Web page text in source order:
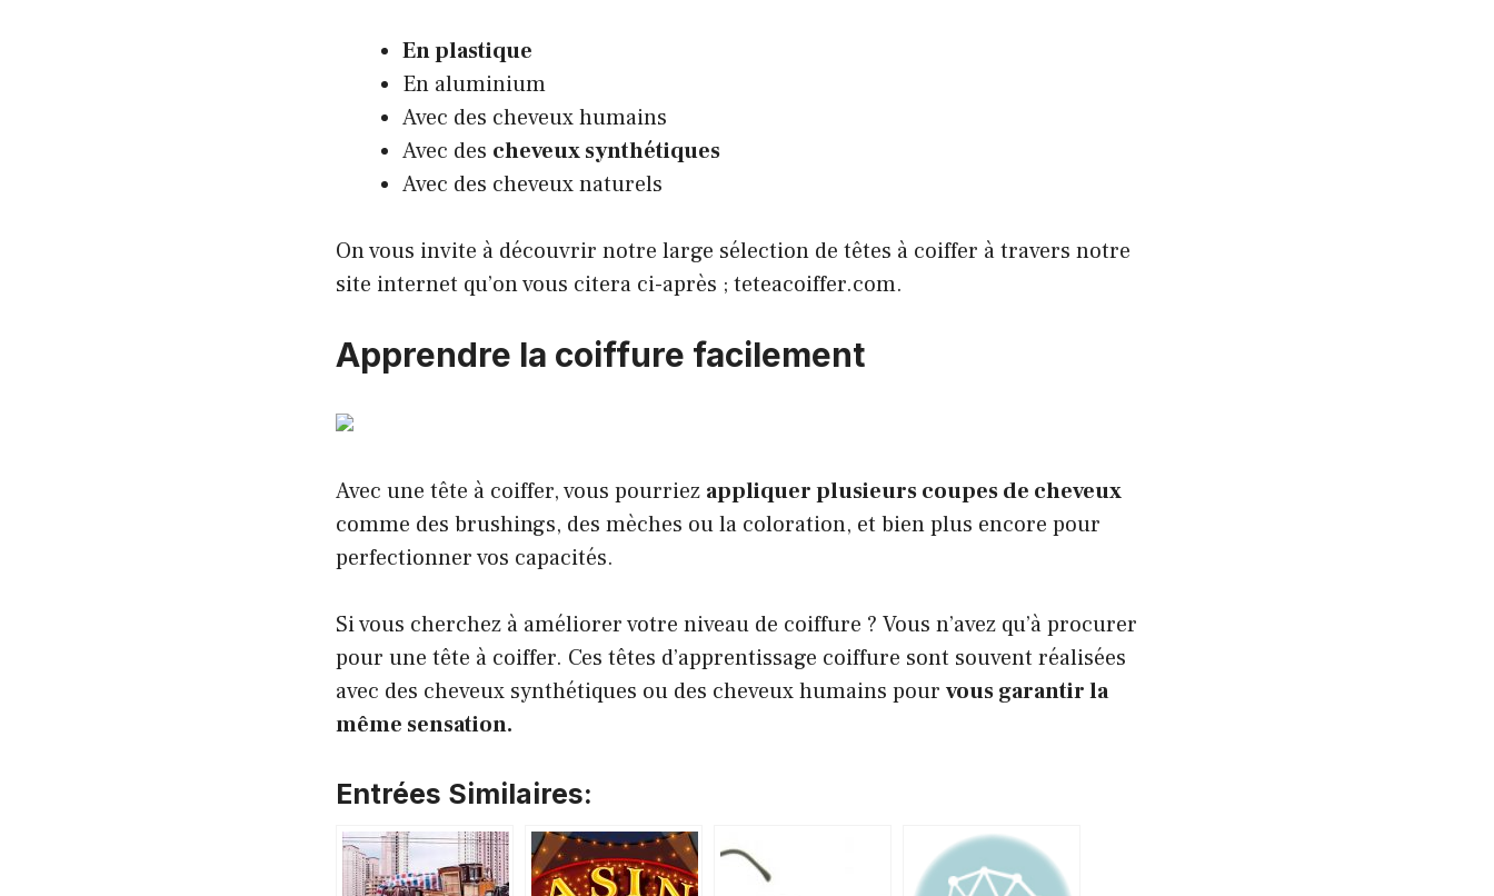
En plastique
En aluminium
Avec des cheveux humains
Avec des cheveux synthétiques
Avec des cheveux naturels
On vous invite à découvrir notre large sélection de têtes à coiffer à travers notre
site internet qu’on vous citera ci-après ; teteacoiffer.com.
Apprendre la coiffure facilement
Avec une tête à coiffer, vous pourriez appliquer plusieurs coupes de cheveux
comme des brushings, des mèches ou la coloration, et bien plus encore pour
perfectionner vos capacités.
Si vous cherchez à améliorer votre niveau de coiffure ? Vous n’avez qu’à procurer
pour une tête à coiffer. Ces têtes d’apprentissage coiffure sont souvent réalisées
avec des cheveux synthétiques ou des cheveux humains pour vous garantir la
même sensation.
Entrées Similaires: